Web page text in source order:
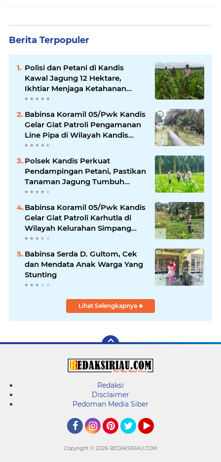
Berita Terpopuler
Polisi dan Petani di Kandis
Kawal Jagung 12 Hektare,
Ikhtiar Menjaga Ketahanan
Pangan
Babinsa Koramil 05/Pwk Kandis
Gelar Giat Patroli Pengamanan
Line Pipa di Wilayah Kandis
Kandis
Polsek Kandis Perkuat
Pendampingan Petani, Pastikan
Tanaman Jagung Tumbuh
Optimal Dukung Swasembada
Pangan Nasional
Babinsa Koramil 05/Pwk Kandis
Gelar Giat Patroli Karhutla di
Wilayah Kelurahan Simpang
Belutu
Babinsa Serda D. Gultom, Cek
dan Mendata Anak Warga Yang
Stunting
Lihat Selengkapnya
Redaksi
Disclaimer
Pedoman Media Siber
Copyright © 2026 REDAKSIRIAU.COM